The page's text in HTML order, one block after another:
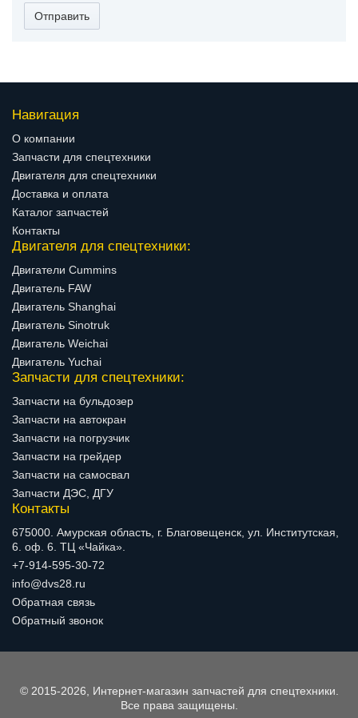
Отправить
Навигация
О компании
Запчасти для спецтехники
Двигателя для спецтехники
Доставка и оплата
Каталог запчастей
Контакты
Двигателя для спецтехники:
Двигатели Cummins
Двигатель FAW
Двигатель Shanghai
Двигатель Sinotruk
Двигатель Weichai
Двигатель Yuchai
Запчасти для спецтехники:
Запчасти на бульдозер
Запчасти на автокран
Запчасти на погрузчик
Запчасти на грейдер
Запчасти на самосвал
Запчасти ДЭС, ДГУ
Контакты
675000. Амурская область, г. Благовещенск, ул. Институтская,
6. оф. 6. ТЦ «Чайка».
+7-914-595-30-72
info@dvs28.ru
Обратная связь
Обратный звонок
© 2015-2026, Интернет-магазин запчастей для спецтехники.
Все права защищены.